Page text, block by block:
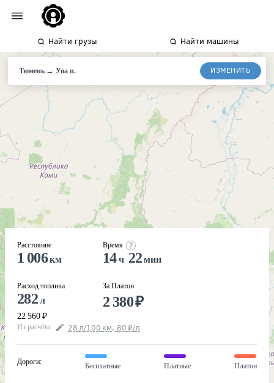
Найти грузы Найти машины
Тюмень→Ува п. ИЗМЕНИТЬ
Расстояние
1 006км
Расход топлива
282л
22 560 ₽
Время
14ч 22 мин
За Платон
2 380₽
Из расчёта: 28 л/100 км, 80 ₽/л
Дороги:
Бесплатные Платные Платон